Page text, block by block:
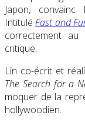
Japon,
IntituléFast and
correctement
critique.
Lin co-écrit et
The Search for a
moquer de la
hollywoodien.